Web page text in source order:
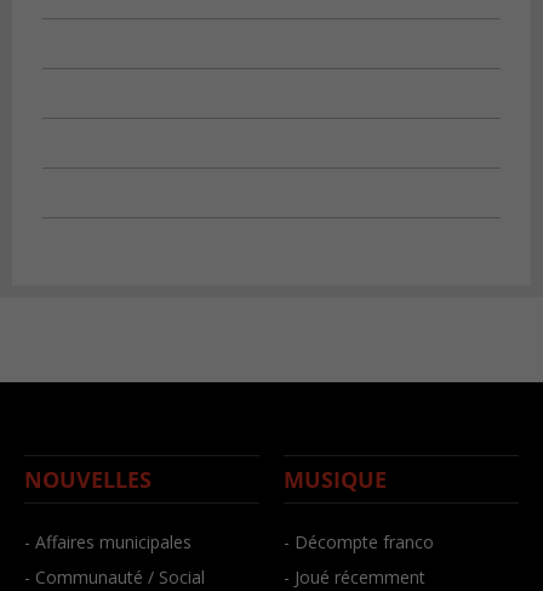
NOUVELLES
- Affaires municipales
- Communauté / Social
MUSIQUE
- Décompte franco
- Joué récemment